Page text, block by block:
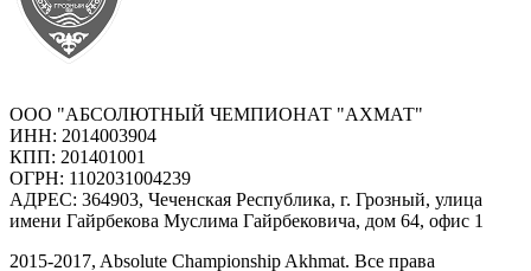
ООО "АБСОЛЮТНЫЙ ЧЕМПИОНАТ "АХМАТ"
ИНН: 2014003904
КПП: 201401001
ОГРН: 1102031004239
АДРЕС: 364903, Чеченская Республика, г. Грозный, улица
имени Гайрбекова Муслима Гайрбековича, дом 64, офис 1
2015-2017, Absolute Championship Akhmat. Все права